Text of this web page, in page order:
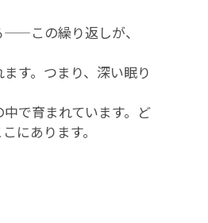
——この繰り返しが、
す。つまり、深い眠り
で育まれています。ど
にあります。